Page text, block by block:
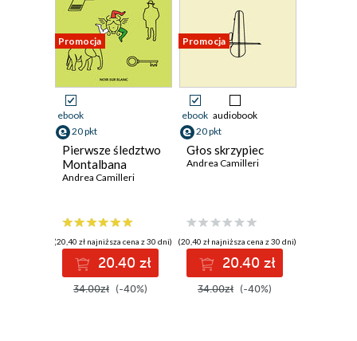
Promocja
ebook
20 pkt
Pierwsze śledztwo
Montalbana
Andrea Camilleri
(20,40 zł najniższa cena z 30 dni)
20.40 zł
34.00zł (-40%)
Promocja
ebook audiobook
20 pkt
Głos skrzypiec
Andrea Camilleri
(20,40 zł najniższa cena z 30 dni)
20.40 zł
34.00zł (-40%)